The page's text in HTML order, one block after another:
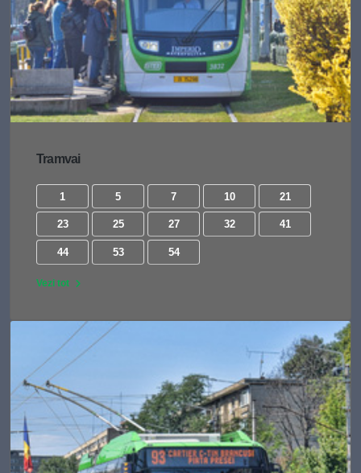
Tramvai
1 5 7 10 21
23 25 27 32 41
44 53 54
Vezi tot